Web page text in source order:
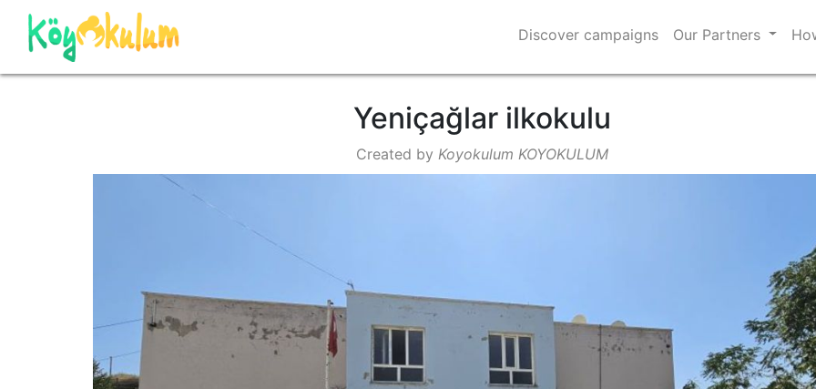
Discover campaigns Our Partners
Yeniçağlar ilkokulu
Created by Koyokulum KOYOKULUM